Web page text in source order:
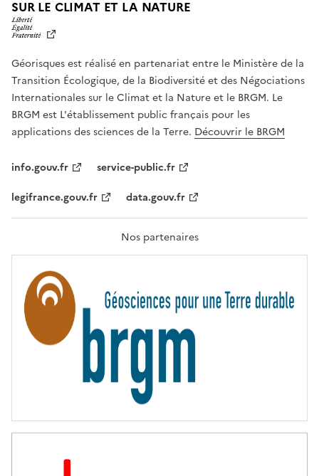
SUR LE CLIMAT ET LA NATUREL
T
É
,
É
G
A
L
F
A
T
R
T
É
Géorisques est réalisé en partenariat entre le Ministère de la
Transition Écologique, de la Biodiversité et des Négociations
Internationales sur le Climat et la Nature et le BRGM. Le
BRGM est L'établissement public français pour les
applications des sciences de la Terre. Découvrir le BRGM
info.gouv.fr
service-public.fr
legifrance.gouv.fr
data.gouv.fr
Nos partenaires